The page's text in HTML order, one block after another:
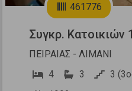
461776
Συγκρ.
ΠΕΙΡΑΙΑΣ - ΛΙΜΑΝΙ
4
3 3